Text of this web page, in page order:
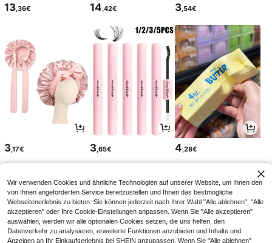
13 ,36€ 14 ,42€ 3 ,54€
3,17€ 3,65€ 4 ,28€
Wir verwenden Cookies und ähnliche Technologien auf unserer Website, um Ihnen den
von Ihnen angeforderten Service bereitzustellen und Ihnen das bestmögliche
Webseitenerlebnis zu bieten. Sie können jederzeit nach Ihrer Wahl "Alle ablehnen", "Alle
akzeptieren" oder Ihre Cookie-Einstellungen anpassen. Wenn Sie "Alle akzeptieren"
auswählen, werden wir alle optionalen Cookies setzen, die uns helfen, den
Datenverkehr zu analysieren, erweiterte Funktionen anzubieten und Inhalte und
Anzeigen an Ihr Einkaufserlebnis bei SHEIN anzupassen. Wenn Sie "Alle ablehnen"